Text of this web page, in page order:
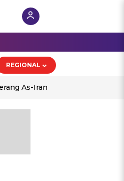
REGIONAL
As-Iran